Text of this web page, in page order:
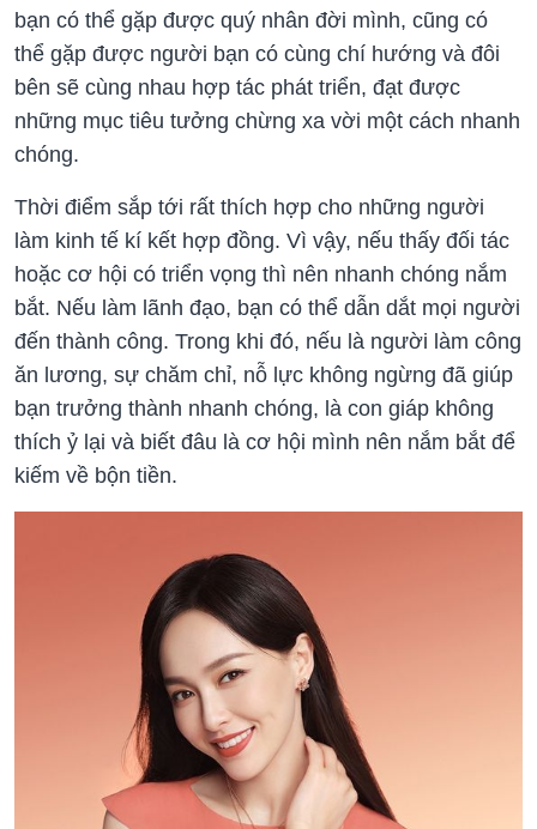
bạn có thể gặp được quý nhân đời mình, cũng có
thể gặp được người bạn có cùng chí hướng và đôi
bên sẽ cùng nhau hợp tác phát triển, đạt được
những mục tiêu tưởng chừng xa vời một cách nhanh
chóng.
Thời điểm sắp tới rất thích hợp cho những người
làm kinh tế kí kết hợp đồng. Vì vậy, nếu thấy đối tác
hoặc cơ hội có triển vọng thì nên nhanh chóng nắm
bắt. Nếu làm lãnh đạo, bạn có thể dẫn dắt mọi người
đến thành công. Trong khi đó, nếu là người làm công
ăn lương, sự chăm chỉ, nỗ lực không ngừng đã giúp
bạn trưởng thành nhanh chóng, là con giáp không
thích ỷ lại và biết đâu là cơ hội mình nên nắm bắt để
kiếm về bộn tiền.